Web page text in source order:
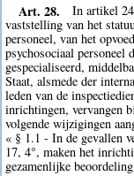
Art. 28.
In artikel
vaststelling van het
personeel, van het
psychosociaal
gespecialiseerd,
Staat, alsmede der
leden van de
inrichtingen, vervangen
volgende wijzigingen
« § 1.1 - In de gevallen
17, 4°, maken het
gezamenlijke